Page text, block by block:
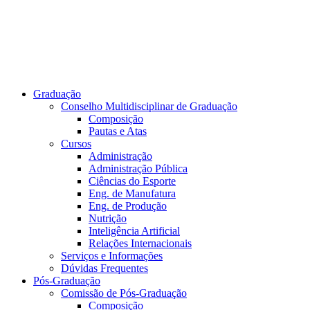
Graduação
Conselho Multidisciplinar de Graduação
Composição
Pautas e Atas
Cursos
Administração
Administração Pública
Ciências do Esporte
Eng. de Manufatura
Eng. de Produção
Nutrição
Inteligência Artificial
Relações Internacionais
Serviços e Informações
Dúvidas Frequentes
Pós-Graduação
Comissão de Pós-Graduação
Composição